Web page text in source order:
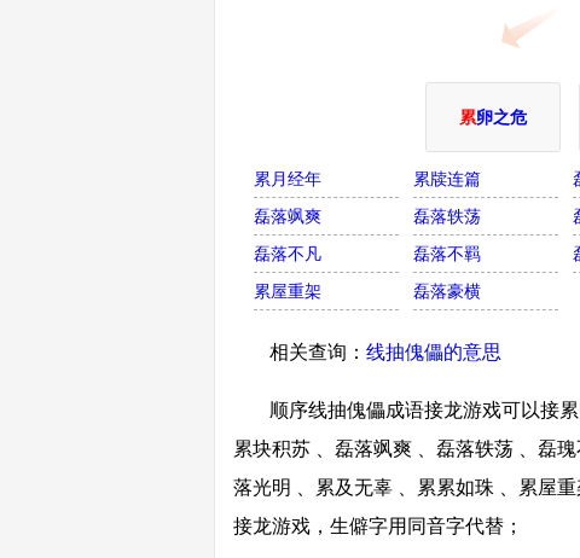
累卵之危
累月经年 累牍连篇
磊落飒爽
磊落轶荡
磊落不凡
磊落不羁
累屋重架
磊落豪横
相关查询： 线抽傀儡的意思
顺序线抽傀儡成语接龙游戏可以接
累块积苏 、磊落飒爽 、磊落轶荡 、磊
落光明 、累及无辜 、累累如珠 、累屋
接龙游戏，生僻字用同音字代替；